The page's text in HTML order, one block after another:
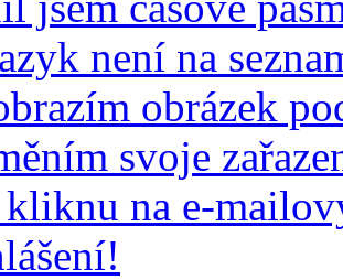
není na
obrázek
svoje
na e-